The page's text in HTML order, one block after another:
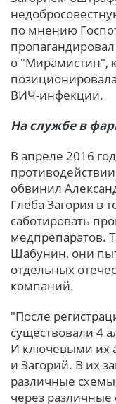
по мнению
о "Мирамистин",
ВИЧ-инфекции.
На службе в
В апреле 2016
обвинил
Глеба Загория в
саботировать
медпрепаратов.
Шабунин, они
отдельных
компаний.
"После
существовали 4
И ключевыми их
и Загорий. В их
различные
через